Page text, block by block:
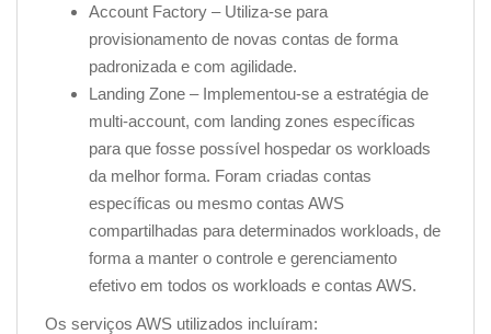
Account Factory – Utiliza-se para
provisionamento de novas contas de forma
padronizada e com agilidade.
Landing Zone – Implementou-se a estratégia de
multi-account, com landing zones específicas
para que fosse possível hospedar os workloads
da melhor forma. Foram criadas contas
específicas ou mesmo contas AWS
compartilhadas para determinados workloads, de
forma a manter o controle e gerenciamento
efetivo em todos os workloads e contas AWS.
Os serviços AWS utilizados incluíram: